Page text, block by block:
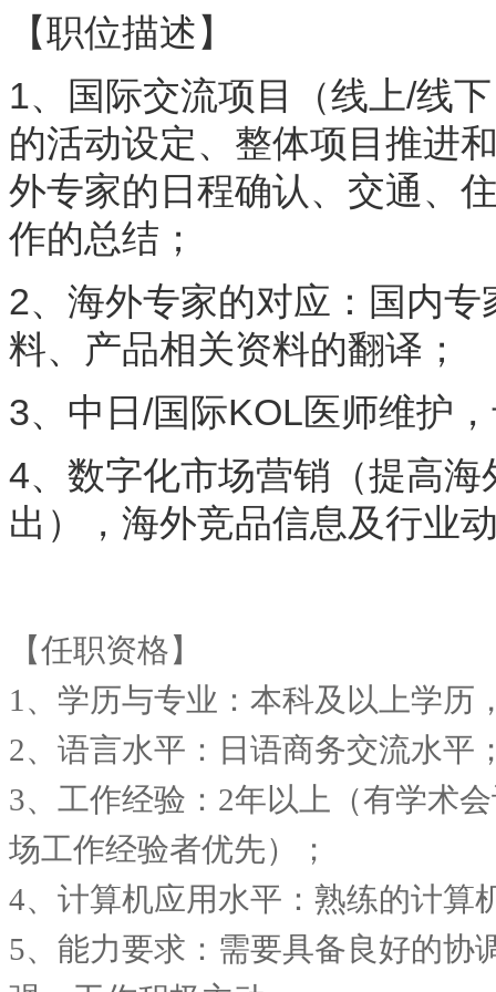
【职位描述】
1、国际交流项目（线上/线
的活动设定、整体项目推进
外专家的日程确认、交通、
作的总结；
2、海外专家的对应：国内
料、产品相关资料的翻译；
3、中日/国际KOL医师维护
4、数字化市场营销（提高
出），海外竞品信息及行业
【任职资格】
1、学历与专业：本科及以上学历
2、语言水平：日语商务交流水平
3、工作经验：2年以上（有学术
场工作经验者优先）；
4、计算机应用水平：熟练的计算
5、能力要求：需要具备良好的协